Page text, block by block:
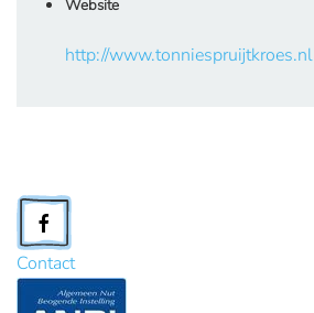
Website
http://www.tonniespruijtkroes.nl
Contact